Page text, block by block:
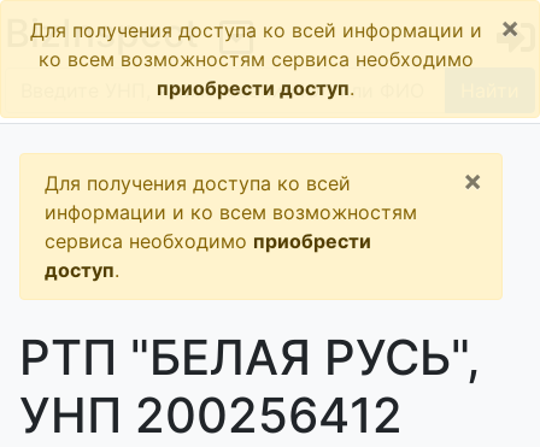
BizInspect
Для получения доступа ко всей информации и
ко всем возможностям сервиса необходимо
приобрести доступ.
×
Для получения доступа ко всей
информации и ко всем возможностям
сервиса необходимо приобрести
доступ.
×
РТП "БЕЛАЯ РУСЬ",
УНП 200256412